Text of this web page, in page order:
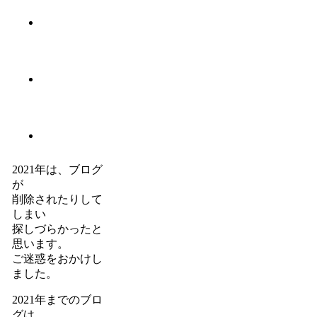
2021年は、ブログ
が
削除されたりして
しまい
探しづらかったと
思います。
ご迷惑をおかけし
ました。
2021年までのブロ